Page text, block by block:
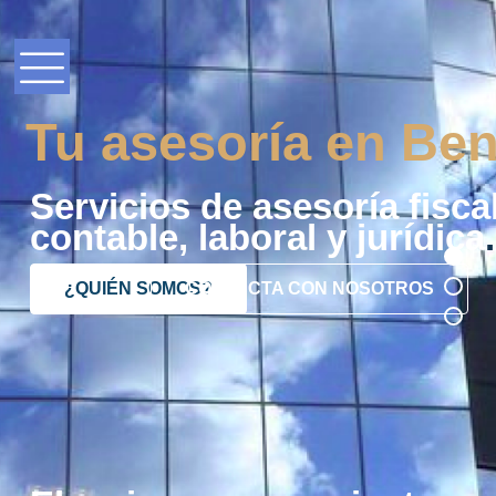
Tu asesoría en
Servicios de asesoría
contable, laboral y jurídica.
¿QUIÉN SOMOS?CONTACTA CON NOSOTROS